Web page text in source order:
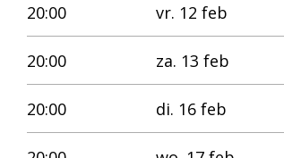
20:00 vr. 12 feb
20:00 za. 13 feb
20:00 di. 16 feb